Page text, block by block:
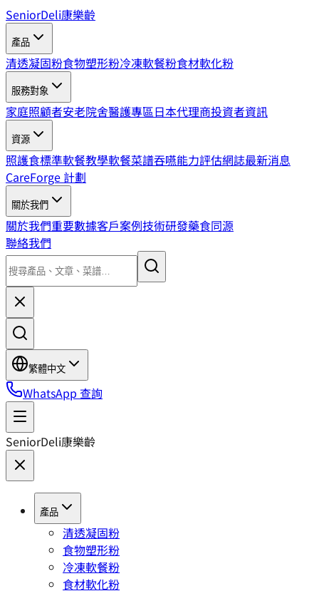
SeniorDeli康樂齡
產品
清透凝固粉食物塑形粉冷凍軟餐粉食材軟化粉
服務對象
家庭照顧者安老院舍醫護專區日本代理商投資者資訊
資源
照護食標準軟餐教學軟餐菜譜吞嚥能力評估網誌最新消息
CareForge 計劃
關於我們
關於我們重要數據客戶案例技術研發藥食同源
聯絡我們
繁體中文
WhatsApp 查詢
SeniorDeli康樂齡
產品
清透凝固粉
食物塑形粉
冷凍軟餐粉
食材軟化粉